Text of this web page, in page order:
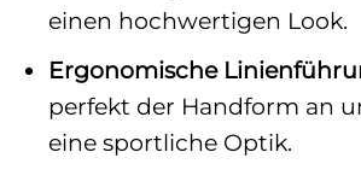
einen hochwertigen Look.
Ergonomische
perfekt der Handform an
eine sportliche Optik.